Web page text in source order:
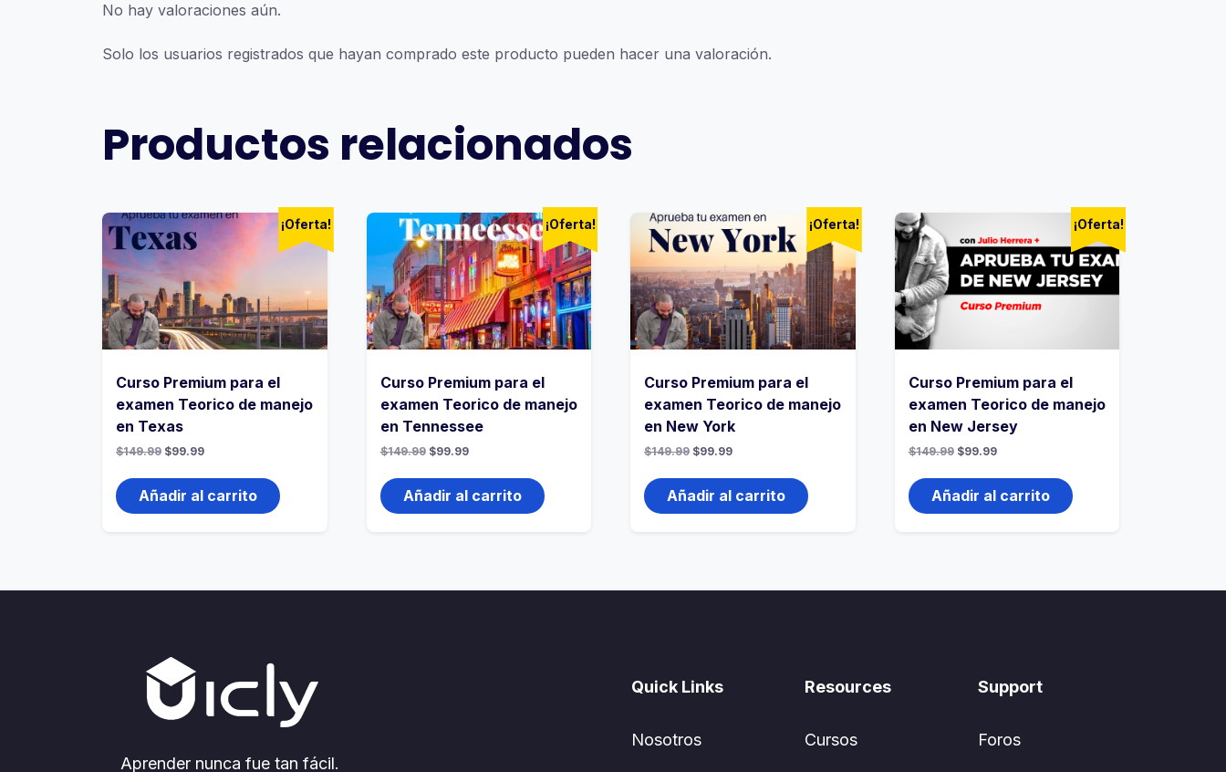
No hay valoraciones aún.
Solo los usuarios registrados que hayan comprado este producto pueden hacer una valoración.
Productos relacionados
¡Oferta!
Curso Premium para el
examen Teorico de manejo
en Texas
$149.99 $99.99
Añadir al carrito
¡Oferta!
Curso Premium para el
examen Teorico de manejo
en Tennessee
$149.99 $99.99
Añadir al carrito
¡Oferta!
Curso Premium para el
examen Teorico de manejo
en New York
$149.99 $99.99
Añadir al carrito
¡Oferta!
Curso Premium para el
examen Teorico de manejo
en New Jersey
$149.99 $99.99
Añadir al carrito
Aprender nunca fue tan fácil.
Quick Links
Nosotros
Resources
Cursos
Support
Foros